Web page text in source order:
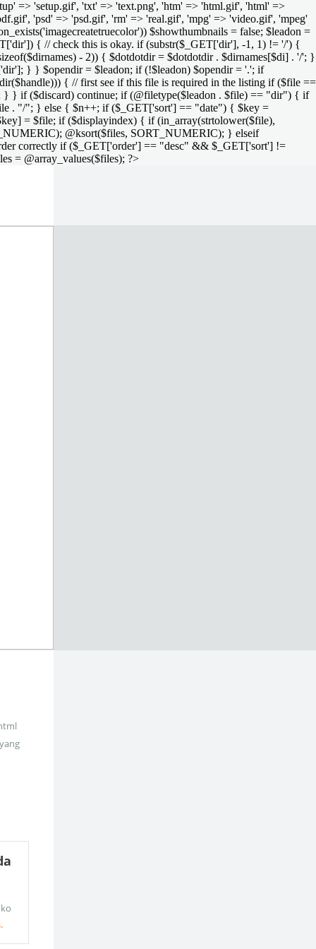
=> 'setup.gif', 'txt' => 'text.png', 'htm' => 'html.gif', 'html' =>
'psd' => 'psd.gif', 'rm' => 'real.gif', 'mpg' => 'video.gif', 'mpeg'
$showthumbnails = false; $leadon =
{ // check this is okay. if (substr($_GET['dir'], -1, 1) != '/') {
- 2)) { $dotdotdir = $dotdotdir . $dirnames[$di] . '/'; }
} } $opendir = $leadon; if (!$leadon) $opendir = '.'; if
{ // first see if this file is required in the listing if ($file ==
} } if ($discard) continue; if (@filetype($leadon . $file) == "dir") { if
. "/"; } else { $n++; if ($_GET['sort'] == "date") { $key =
= $file; if ($displayindex) { if (in_array(strtolower($file),
@ksort($files, SORT_NUMERIC); } elseif
correctly if ($_GET['order'] == "desc" && $_GET['sort'] !=
= @array_values($files); ?>
.